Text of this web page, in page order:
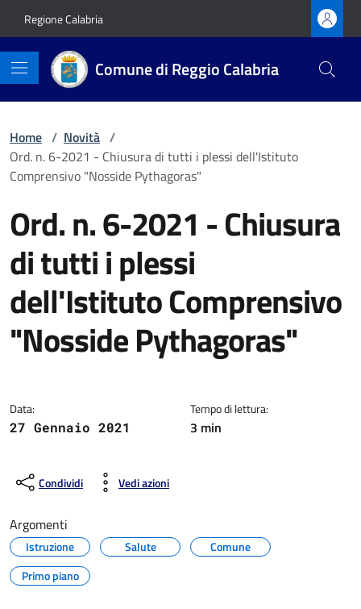
Regione Calabria
Comune di Reggio Calabria
Home / Novità /
Ord. n. 6-2021 - Chiusura di tutti i plessi dell'Istituto
Comprensivo "Nosside Pythagoras"
Ord. n. 6-2021 - Chiusura
di tutti i plessi
dell'Istituto Comprensivo
"Nosside Pythagoras"
Data:
27 Gennaio 2021
Tempo di lettura:
3 min
Condividi Vedi azioni
Argomenti
Istruzione Salute
Comune
Primo piano